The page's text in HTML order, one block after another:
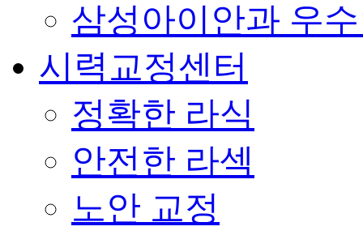
삼성아이안과 우
시력교정센터
정확한 라식
안전한 라섹
노안 교정